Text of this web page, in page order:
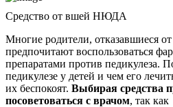
Средство от вшей НЮДА
Многие родители, отказавшиеся
предпочитают воспользоваться
препаратами против педикулеза.
педикулезе у детей и чем его
их беспокоят. Выбирая средства
посоветоваться с врачом, так